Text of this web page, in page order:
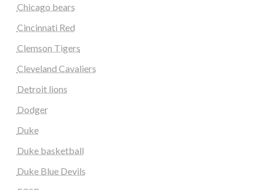
Chicago bears
Cincinnati Red
Clemson Tigers
Cleveland Cavaliers
Detroit lions
Dodger
Duke
Duke basketball
Duke Blue Devils